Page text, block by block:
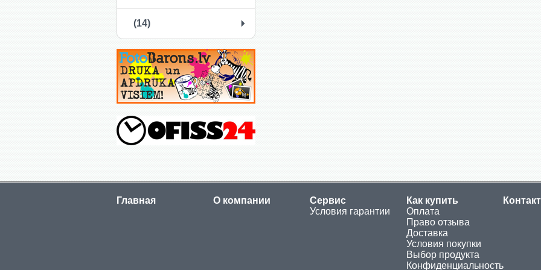
(14)
Главная О компании
Сервис
Условия гарантии
Как купить
Оплата
Право отзыва
Доставка
Условия покупки
Выбор продукта
Конфиденциальность